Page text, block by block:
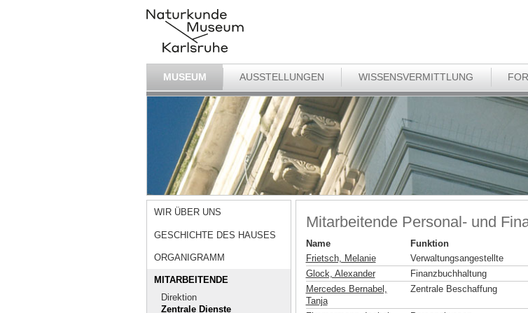
MUSEUM AUSSTELLUNGEN WISSENSVERMITTLUNG
WIR ÜBER UNS
GESCHICHTE DES HAUSES
ORGANIGRAMM
MITARBEITENDE
Direktion
Zentrale Dienste
Mitarbeitende Personal- und
Name Funktion
Frietsch, Melanie
Verwaltungsangestellte
Glock, Alexander
Finanzbuchhaltung
Mercedes Bernabel,
Tanja
Zentrale Beschaffung